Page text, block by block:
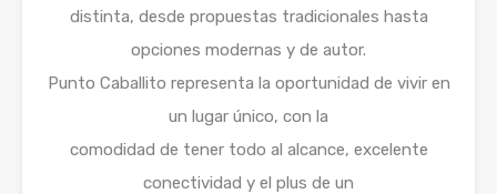
distinta, desde propuestas tradicionales hasta
opciones modernas y de autor.
Punto Caballito representa la oportunidad de vivir en
un lugar único, con la
comodidad de tener todo al alcance, excelente
conectividad y el plus de un